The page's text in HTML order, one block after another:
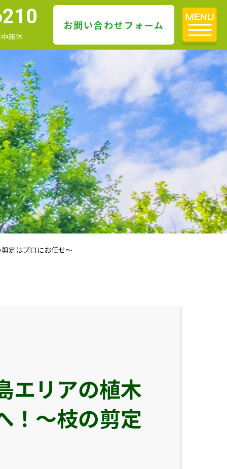
無休
お問い合わせフォーム
定はプロにお任せ～
エリアの植木
！～枝の剪定